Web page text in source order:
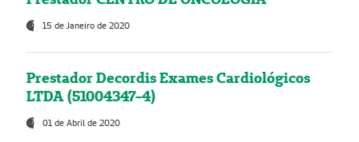
15 de Janeiro de 2020
Prestador Decordis Exames Cardiológicos
LTDA (51004347-4)
01 de Abril de 2020